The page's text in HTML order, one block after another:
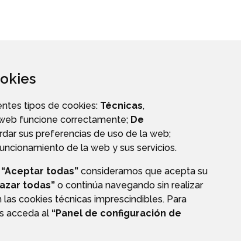
tipos de cookies: Técnicas,
funcione correctamente; De
sus preferencias de uso de la web;
de la web y sus servicios.
“Aceptar todas” consideramos que acepta su
todas” o continúa navegando sin realizar
las cookies técnicas imprescindibles. Para
acceda al “Panel de configuración de
AGENDA